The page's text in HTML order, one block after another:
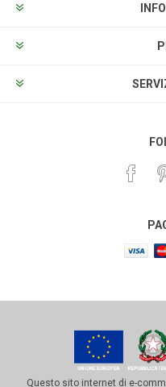
Questo sito internet di e-